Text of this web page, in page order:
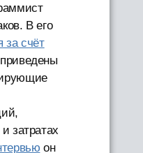
В его
за счёт
затратах
он